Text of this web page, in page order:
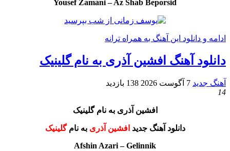
Yousef Zamani – Az Shab Beporsid
ادامه و دانلود این آهنگ به همراه ترانه
دانلود آهنگ افشین آذری به نام گلینیک
آهنگ جدید 7 آگوست 2026
138 بازدید
14
افشین آذری به نام گلینیک
دانلود آهنگ جدید افشین آذری به نامگلینیک
Afshin Azari – Gelinnik